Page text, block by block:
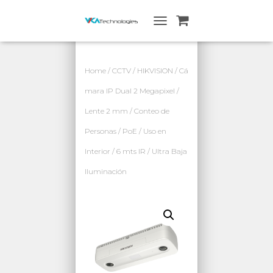
L
N
R
A
Ó
N
Home / CCTV / HIKVISION / Cá
mara IP Dual 2 Megapixel /
Lente 2 mm / Conteo de
Personas / PoE / Uso en
Interior / 6 mts IR / Ultra Baja
Iluminación